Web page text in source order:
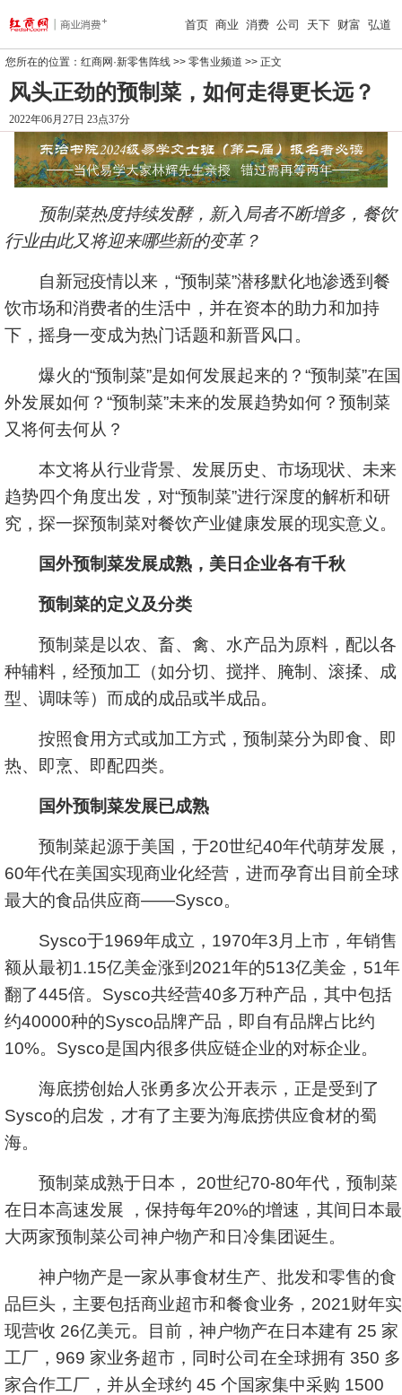
首页 商业 消费 公司 天下 财富 弘道
您所在的位置： 红商网·新零售阵线 >> 零售业频道 >> 正文
风头正劲的预制菜，如何走得更长远？
2022年06月27日 23点37分
预制菜热度持续发酵，新入局者不断增多，餐饮
行业由此又将迎来哪些新的变革？
自新冠疫情以来，“预制菜”潜移默化地渗透到餐
饮市场和消费者的生活中，并在资本的助力和加持
下，摇身一变成为热门话题和新晋风口。
爆火的“预制菜”是如何发展起来的？“预制菜”在国
外发展如何？“预制菜”未来的发展趋势如何？预制菜
又将何去何从？
本文将从行业背景、发展历史、市场现状、未来
趋势四个角度出发，对“预制菜”进行深度的解析和研
究，探一探预制菜对餐饮产业健康发展的现实意义。
国外预制菜发展成熟，美日企业各有千秋
预制菜的定义及分类
预制菜是以农、畜、禽、水产品为原料，配以各
种辅料，经预加工（如分切、搅拌、腌制、滚揉、成
型、调味等）而成的成品或半成品。
按照食用方式或加工方式，预制菜分为即食、即
热、即烹、即配四类。
国外预制菜发展已成熟
预制菜起源于美国，于20世纪40年代萌芽发展，
60年代在美国实现商业化经营，进而孕育出目前全球
最大的食品供应商——Sysco。
Sysco于1969年成立，1970年3月上市，年销售
额从最初1.15亿美金涨到2021年的513亿美金，51年
翻了445倍。Sysco共经营40多万种产品，其中包括
约40000种的Sysco品牌产品，即自有品牌占比约
10%。Sysco是国内很多供应链企业的对标企业。
海底捞创始人张勇多次公开表示，正是受到了
Sysco的启发，才有了主要为海底捞供应食材的蜀
海。
预制菜成熟于日本， 20世纪70-80年代，预制菜
在日本高速发展 ，保持每年20%的增速，其间日本最
大两家预制菜公司神户物产和日冷集团诞生。
神户物产是一家从事食材生产、批发和零售的食
品巨头，主要包括商业超市和餐食业务，2021财年实
现营收 26亿美元。目前，神户物产在日本建有 25 家
工厂，969 家业务超市，同时公司在全球拥有 350 多
家合作工厂，并从全球约 45 个国家集中采购 1500